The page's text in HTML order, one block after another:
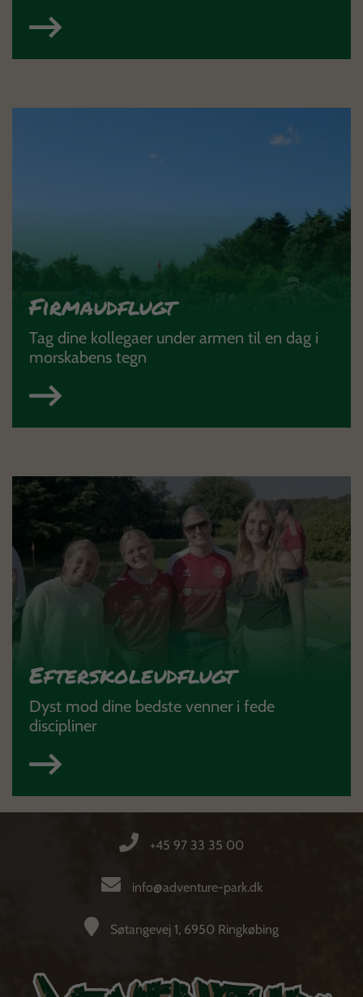
Firmaudflugt
Tag dine kollegaer under armen til en dag i
morskabens tegn
Efterskoleudflugt
Dyst mod dine bedste venner i fede
discipliner
+45 97 33 35 00
info@adventure-park.dk
Søtangevej 1, 6950 Ringkøbing